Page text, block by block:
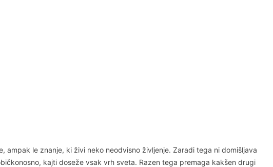
le znanje, ki živi neko neodvisno življenje. Zaradi tega ni domišljava
kajti doseže vsak vrh sveta. Razen tega premaga kakšen drugi